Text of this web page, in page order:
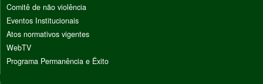
Comitê de não violência
Eventos Institucionais
Atos normativos vigentes
WebTV
Programa Permanência e Êxito